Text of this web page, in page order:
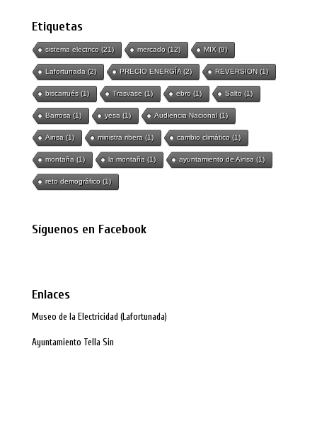
Etiquetas
sistema electrico(21) mercado(12) MIX(9)
Lafortunada(2) PRECIO ENERGÍA(2) REVERSION(1)
biscarrués(1) Trasvase(1) ebro(1) Salto(1)
Barrosa(1) yesa(1) Audiencia Nacional(1)
Ainsa(1) ministra ribera(1) cambio climático(1)
montaña(1) la montaña(1) ayuntamiento de Ainsa(1)
reto demográfico(1)
Síguenos en Facebook
Enlaces
Museo de la Electricidad (Lafortunada)
Ayuntamiento Tella Sin